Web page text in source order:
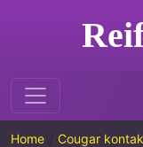
Home Cougar